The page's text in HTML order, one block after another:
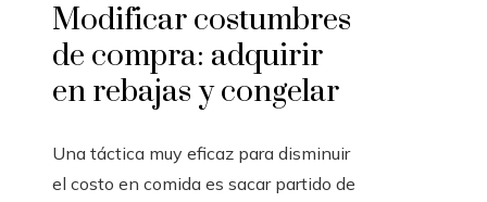
Modificar costumbres
de compra: adquirir
en rebajas y congelar
Una táctica muy eficaz para disminuir
el costo en comida es sacar partido de